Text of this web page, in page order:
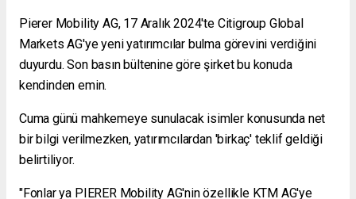
Pierer Mobility AG, 17 Aralık 2024'te Citigroup Global
Markets AG'ye yeni yatırımcılar bulma görevini verdiğini
duyurdu. Son basın bültenine göre şirket bu konuda
kendinden emin.
Cuma günü mahkemeye sunulacak isimler konusunda net
bir bilgi verilmezken, yatırımcılardan 'birkaç' teklif geldiği
belirtiliyor.
"Fonlar ya PIERER Mobility AG'nin özellikle KTM AG'ye